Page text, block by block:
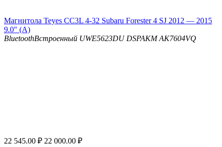
Магнитола Teyes CC3L 4-32 Subaru Forester 4 SJ 2012 — 2015
9.0" (A)
BluetoothВстроенный UWE5623DU DSPAKM AK7604VQ
22 545.00 ₽ 22 000.00 ₽